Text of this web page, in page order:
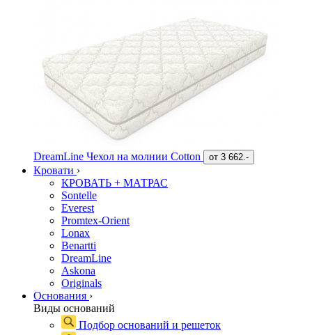
DreamLine Чехол на молнии Cotton от 3 662.-
Кровати ›
КРОВАТЬ + МАТРАС
Sontelle
Everest
Promtex-Orient
Lonax
Benartti
DreamLine
Askona
Originals
Основания ›
Виды оснований
Подбор оснований и решеток